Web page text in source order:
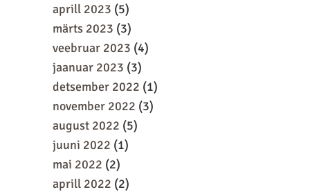
aprill 2023 (5)
märts 2023 (3)
veebruar 2023 (4)
jaanuar 2023 (3)
detsember 2022 (1)
november 2022 (3)
august 2022 (5)
juuni 2022 (1)
mai 2022 (2)
aprill 2022 (2)